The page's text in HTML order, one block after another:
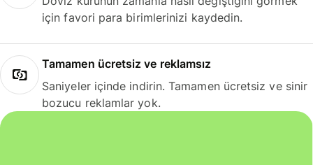
için favori para birimlerinizi kaydedin.
Tamamen ücretsiz ve reklamsız
Saniyeler içinde indirin. Tamamen ücretsiz ve sinir
bozucu reklamlar yok.